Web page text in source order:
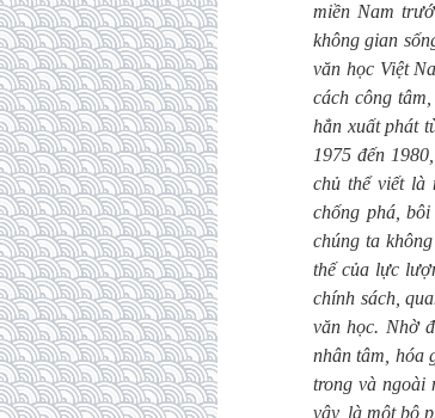
miền Nam
không gian
văn học Việt
cách công
hẳn xuất phát
1975 đến
chủ thể viết là
chống phá,
chúng ta
thế của lực
chính sách,
văn học. Nhờ
nhân tâm, hóa
trong và
vậy, là một bộ